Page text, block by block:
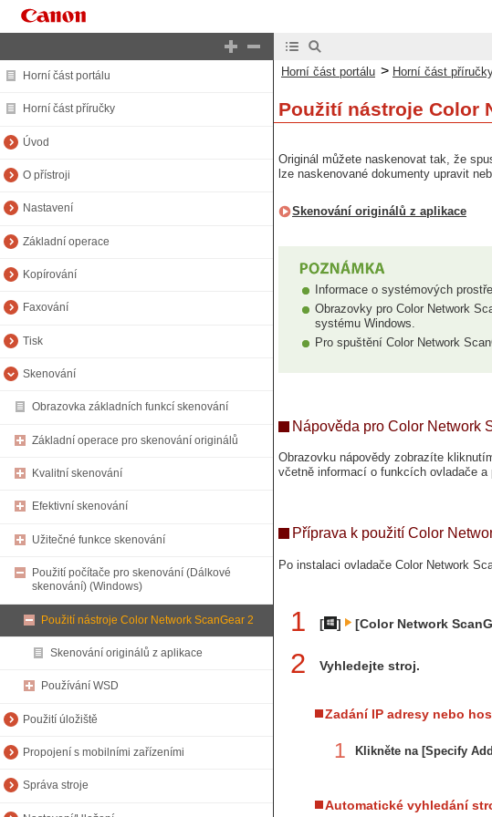
Horní část portálu
Horní část příručky
Úvod
O přístroji
Nastavení
Základní operace
Kopírování
Faxování
Tisk
Skenování
Obrazovka základních funkcí skenování
Základní operace pro skenování originálů
Kvalitní skenování
Efektivní skenování
Užitečné funkce skenování
Použití počítače pro skenování (Dálkové
skenování) (Windows)
Použití nástroje Color Network ScanGear 2
Skenování originálů z aplikace
Používání WSD
Použití úložiště
Propojení s mobilními zařízeními
Správa stroje
Horní část portálu > Horní část
Použití nástroje Color
Originál můžete naskenovat tak, že
lze naskenované dokumenty upravit
Skenování originálů z aplikace
Informace o systémových
Obrazovky pro Color Network
systému Windows.
Pro spuštění Color Network
Nápověda pro Color Network
Obrazovku nápovědy zobrazíte
včetně informací o funkcích ovladače
Příprava k použití Color
Po instalaci ovladače Color Network
1 [ ] [Color Network
2 Vyhledejte stroj.
Zadání IP adresy nebo
1 Klikněte na [Specify
Automatické vyhledání